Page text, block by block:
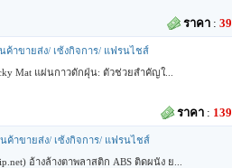
ราคา : 39
ค้าขายส่ง/ เซ้งกิจการ/ แฟรนไชส์
Mat แผ่นกาวดักฝุ่น: ตัวช่วยสำคัญใ...
ราคา : 139
ค้าขายส่ง/ เซ้งกิจการ/ แฟรนไชส์
อ้างล้างตาพลาสติก ABS ติดผนัง ย...